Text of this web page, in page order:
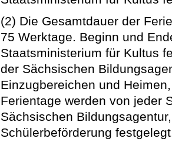
(2) Die Gesamtdauer der
75 Werktage. Beginn und
Staatsministerium für Kultus
der Sächsischen
Einzugbereichen und
Ferientage werden von jeder
Sächsischen
Schülerbeförderung